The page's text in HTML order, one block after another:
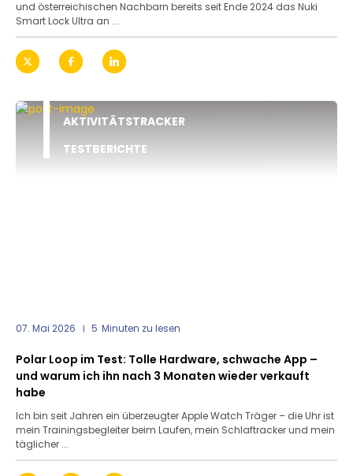
und österreichischen Nachbarn bereits seit Ende 2024 das Nuki
Smart Lock Ultra an ...
AKTIVITÄTSTRACKER
TESTBERICHTE
07. Mai 2026 5 Minuten zu lesen
Polar Loop im Test: Tolle Hardware, schwache App –
und warum ich ihn nach 3 Monaten wieder verkauft
habe
Ich bin seit Jahren ein überzeugter Apple Watch Träger – die Uhr ist
mein Trainingsbegleiter beim Laufen, mein Schlaftracker und mein
täglicher ...